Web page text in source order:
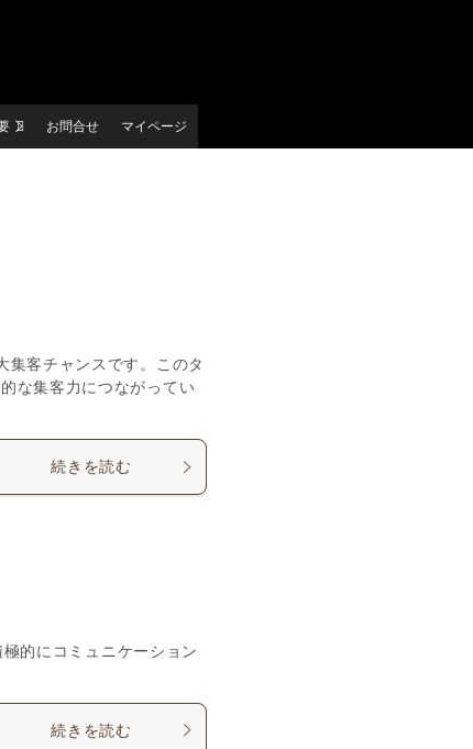
お問合せ マイページ
集客チャンスです。このタ
な集客力につながってい
続きを読む
的にコミュニケーション
続きを読む